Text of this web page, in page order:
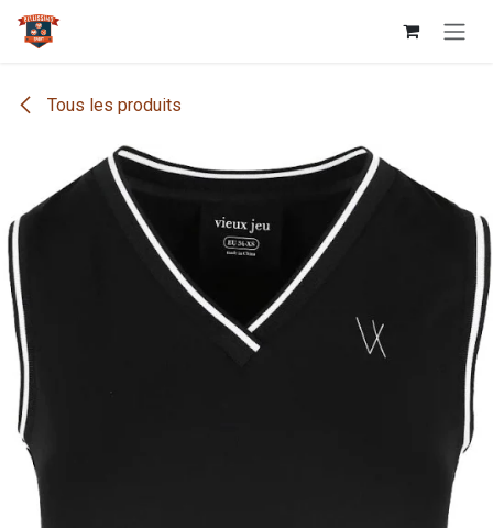
Se rendre au contenu
Tous les produits